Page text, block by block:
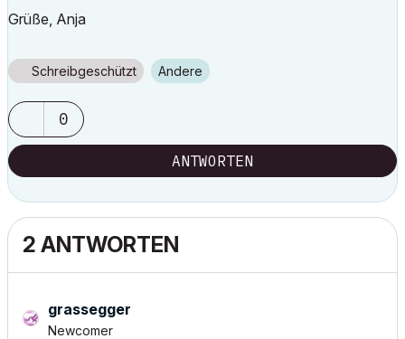
Grüße, Anja
Schreibgeschützt Andere
0
ANTWORTEN
2 ANTWORTEN
grassegger
Newcomer